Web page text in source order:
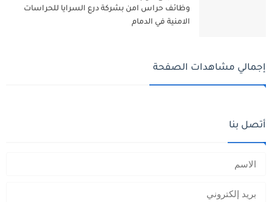
وظائف حراس امن بشركة درع السرايا للحراسات
الامنية في الدمام
إجمالي مشاهدات الصفحة
أتصل بنا